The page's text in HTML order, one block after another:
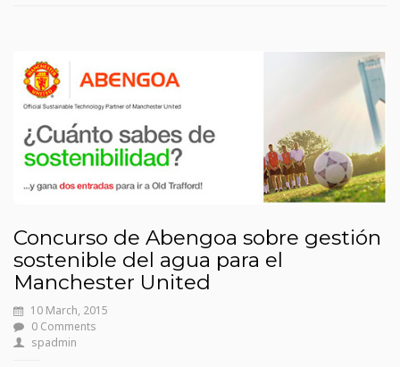
Concurso de Abengoa sobre gestión
sostenible del agua para el
Manchester United
10 March, 2015
0 Comments
spadmin